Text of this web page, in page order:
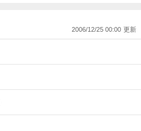
2006/12/25 00:00